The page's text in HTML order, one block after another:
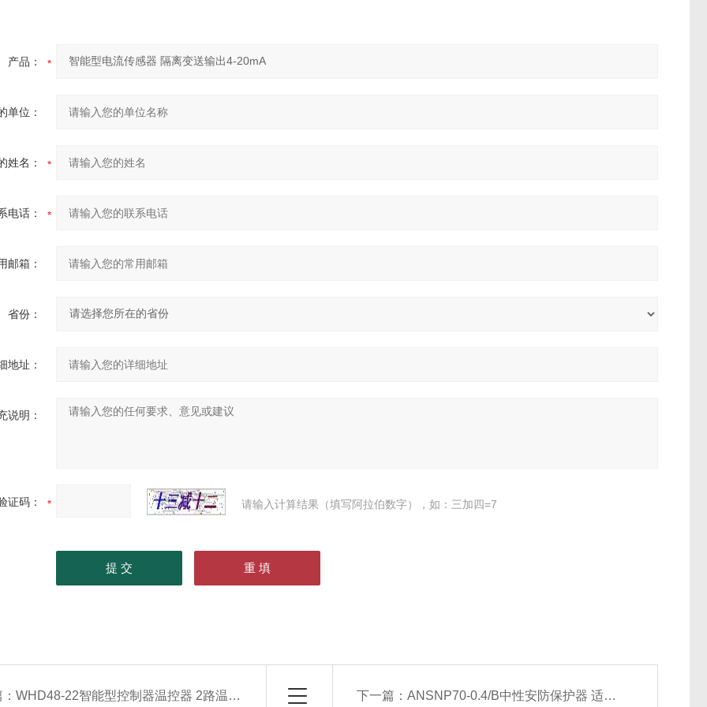
产品：
单位：
姓名：
电话：
邮箱：
省份：
地址：
说明：
证码： 请输入计算结果（填写阿拉伯数字），如：三加四=7
：WHD48-22智能型控制器温控器 2路温湿度控制 下一篇： ANSNP70-0.4/B中性安防保护器 适用低压0.4KV配电系统